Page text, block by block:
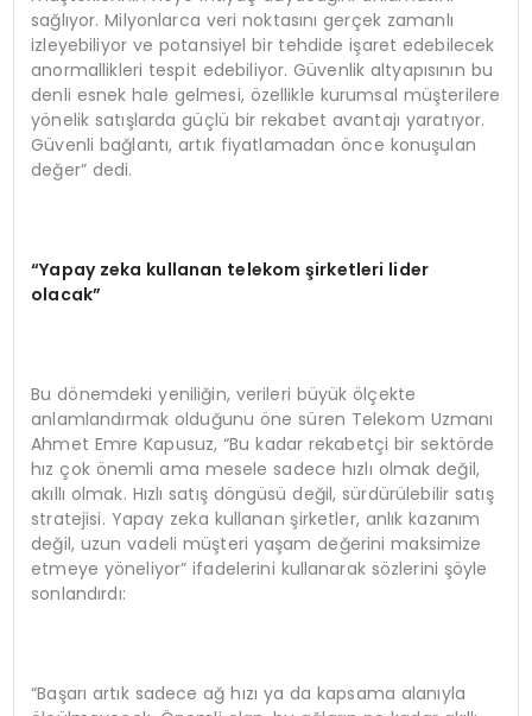
sağlıyor. Milyonlarca veri noktasını gerçek zamanlı
izleyebiliyor ve potansiyel bir tehdide işaret edebilecek
anormallikleri tespit edebiliyor. Güvenlik altyapısının bu
denli esnek hale gelmesi, özellikle kurumsal müşterilere
yönelik satışlarda güçlü bir rekabet avantajı yaratıyor.
Güvenli bağlantı, artık fiyatlamadan önce konuşulan
değer” dedi.
“Yapay zeka kullanan telekom şirketleri lider
olacak”
Bu dönemdeki yeniliğin, verileri büyük ölçekte
anlamlandırmak olduğunu öne süren Telekom Uzmanı
Ahmet Emre Kapusuz, “Bu kadar rekabetçi bir sektörde
hız çok önemli ama mesele sadece hızlı olmak değil,
akıllı olmak. Hızlı satış döngüsü değil, sürdürülebilir satış
stratejisi. Yapay zeka kullanan şirketler, anlık kazanım
değil, uzun vadeli müşteri yaşam değerini maksimize
etmeye yöneliyor” ifadelerini kullanarak sözlerini şöyle
sonlandırdı:
“Başarı artık sadece ağ hızı ya da kapsama alanıyla